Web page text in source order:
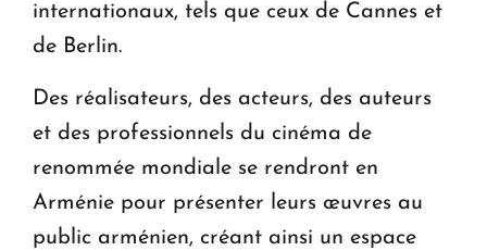
internationaux, tels que ceux de Cannes et
de Berlin.
Des réalisateurs, des acteurs, des auteurs
et des professionnels du cinéma de
renommée mondiale se rendront en
Arménie pour présenter leurs œuvres au
public arménien, créant ainsi un espace